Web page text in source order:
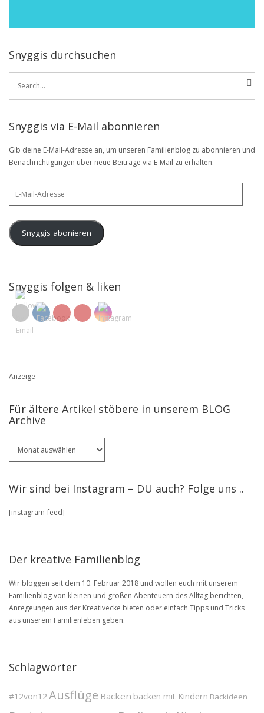
Snyggis durchsuchen
Search
Snyggis via E-Mail abonnieren
Gib deine E-Mail-Adresse an, um unseren Familienblog zu abonnieren und
Benachrichtigungen über neue Beiträge via E-Mail zu erhalten.
Snyggis abonieren
Snyggis folgen & liken
Anzeige
Für ältere Artikel stöbere in unserem BLOG
Archive
ältere
in
BLOG
Wir sind bei Instagram – DU auch? Folge uns ..
[instagram-feed]
Der kreative Familienblog
Wir bloggen seit dem 10. Februar 2018 und wollen euch mit unserem
Familienblog von kleinen und großen Abenteuern des Alltag berichten,
Anregeungen aus der Kreativecke bieten oder einfach Tipps und Tricks
aus unserem Familienleben geben.
Schlagwörter
#12von12 Ausflüge Backen backen mit Kindern Backideen